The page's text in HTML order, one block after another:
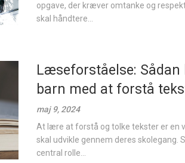
opgave, der kræver omtanke og
skal håndtere...
Læseforståelse:
barn med at forstå
maj 9, 2024
At lære at forstå og tolke tekster er en
skal udvikle gennem deres skolegang.
central rolle...